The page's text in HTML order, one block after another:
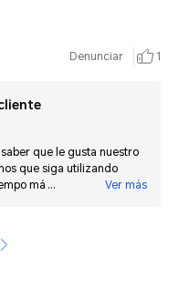
Denunciar 1
que le gusta nuestro
que siga utilizando
más. Quedamos a su
Ver más